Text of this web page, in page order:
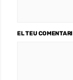
EL TEU COMENTARI